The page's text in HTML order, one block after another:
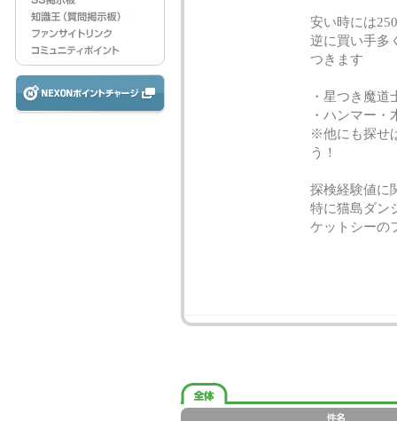
安い時には
逆に買い手多
つきます
・星つき魔
・ハンマー・
※他にも探せ
う！
探検経験値に
特に猫島ダン
ケットシーの